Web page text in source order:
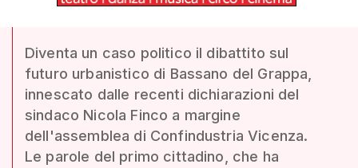
Diventa un caso politico il dibattito sul
futuro urbanistico di Bassano del Grappa,
innescato dalle recenti dichiarazioni del
sindaco Nicola Finco a margine
dell'assemblea di Confindustria Vicenza.
Le parole del primo cittadino, che ha